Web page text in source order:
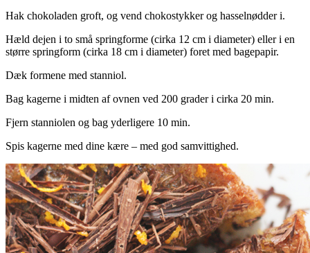
Hak chokoladen groft, og vend chokostykker og hasselnødder i.
Hæld dejen i to små springforme (cirka 12 cm i diameter) eller i en
større springform (cirka 18 cm i diameter) foret med bagepapir.
Dæk formene med stanniol.
Bag kagerne i midten af ovnen ved 200 grader i cirka 20 min.
Fjern stanniolen og bag yderligere 10 min.
Spis kagerne med dine kære – med god samvittighed.